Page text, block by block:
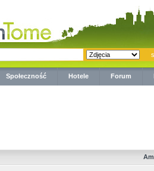
Społeczność Hotele Forum